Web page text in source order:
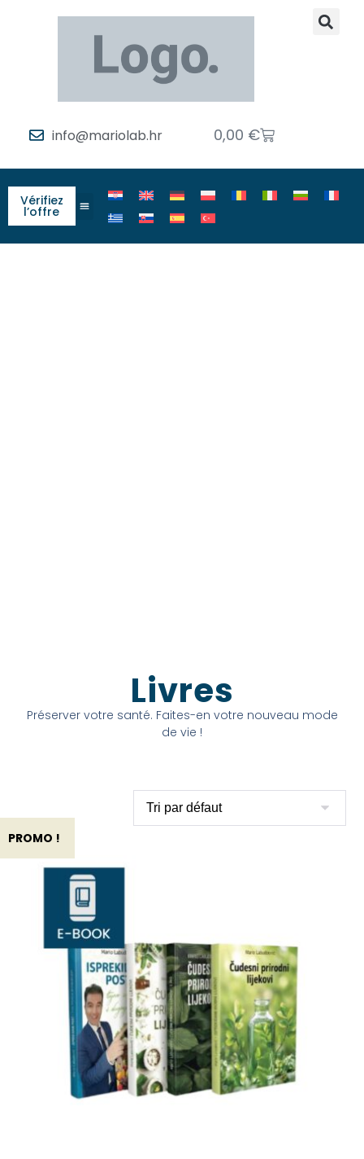
info@mariolab.hr 0,00 €
Vérifiez
l’offre
Livres
Préserver votre santé. Faites-en votre nouveau mode
de vie !
PROMO !